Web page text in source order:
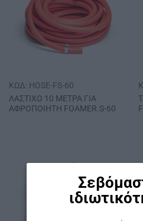
ΚΩΔ: HOSE-FS-60
ΛΑΣΤΙΧΟ 10 ΜΕΤΡΑ ΓΙΑ
ΑΦΡΟΠΟΙΗΤΗ FOAMER.S-60